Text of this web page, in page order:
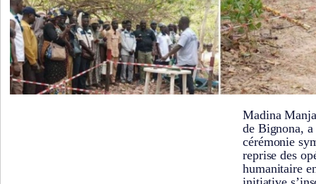
Madina
de Bignona,
cérémonie
reprise des
humanitaire